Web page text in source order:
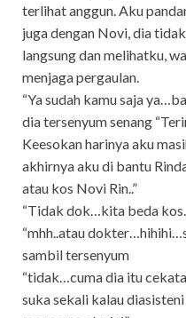
terlihat anggun. Aku
juga dengan Novi, dia
langsung dan melihatku,
menjaga pergaulan.
“Ya sudah kamu saja
dia tersenyum senang
Keesokan harinya aku
akhirnya aku di bantu
atau kos Novi Rin..”
“Tidak dok…kita beda
“mhh..atau
sambil tersenyum
“tidak…cuma dia itu
suka sekali kalau